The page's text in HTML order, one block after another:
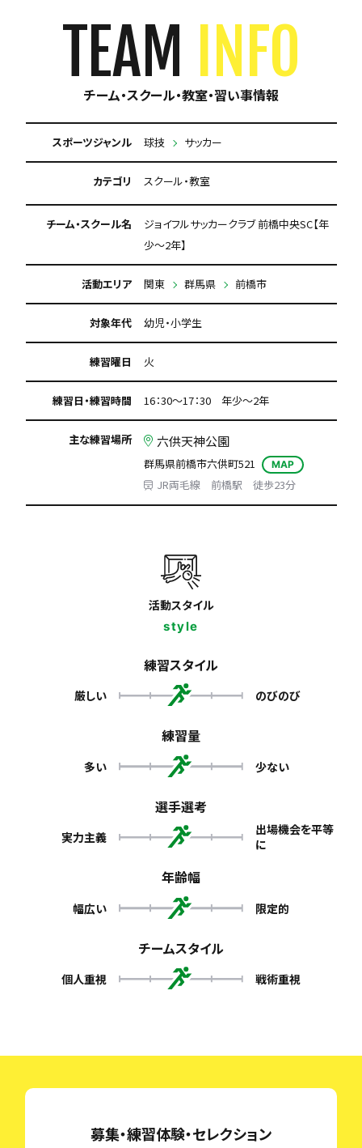
TEAM INFO
チーム・スクール・教室・習い事情報
スポーツジャンル 球技 サッカー
カテゴリ スクール・教室
チーム・スクール名
ジョイフルサッカークラブ 前橋中央SC【年
少～2年】
活動エリア 関東 群馬県 前橋市
対象年代 幼児・小学生
練習曜日 火
練習日・練習時間 16：30～17：30 年少～2年
主な練習場所 六供天神公園
群馬県前橋市六供町521 MAP
JR両毛線 前橋駅 徒歩23分
活動スタイル
style
練習スタイル
厳しい のびのび
練習量
多い 少ない
選手選考
実力主義
出場機会を平等
に
年齢幅
幅広い 限定的
チームスタイル
個人重視 戦術重視
募集・練習体験・セレクション